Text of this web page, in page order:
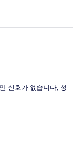
best. Slightly
신호가 없습니다, 청